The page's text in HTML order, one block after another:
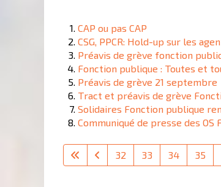
CAP ou pas CAP
CSG, PPCR: Hold-up sur les
Préavis de grève fonction
Fonction publique : Toutes et
Préavis de grève 21 septembre
Tract et préavis de grève
Solidaires Fonction publique
Communiqué de presse des OS
32 33 34 35